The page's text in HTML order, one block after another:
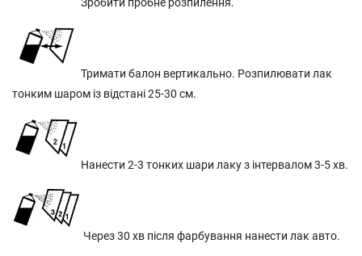
Зробити пробне розпилення.
Тримати балон вертикально. Розпилювати лак
тонким шаром із відстані 25-30 см.
Нанести 2-3 тонких шари лаку з інтервалом 3-5 хв.
Через 30 хв після фарбування нанести лак авто.